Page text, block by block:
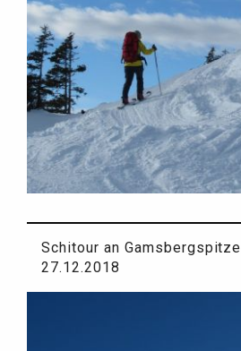
Schitour an Gamsbergspitze
27.12.2018